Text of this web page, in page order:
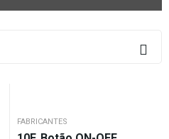
FABRICANTES